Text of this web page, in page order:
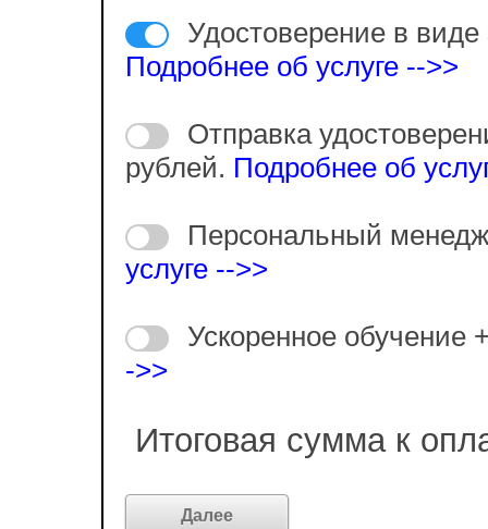
Удостоверение в виде
Подробнее об услуге -->>
Отправка
рублей. Подробнее об
Персональный
услуге -->>
Ускоренное обучение
->>
Итоговая сумма к